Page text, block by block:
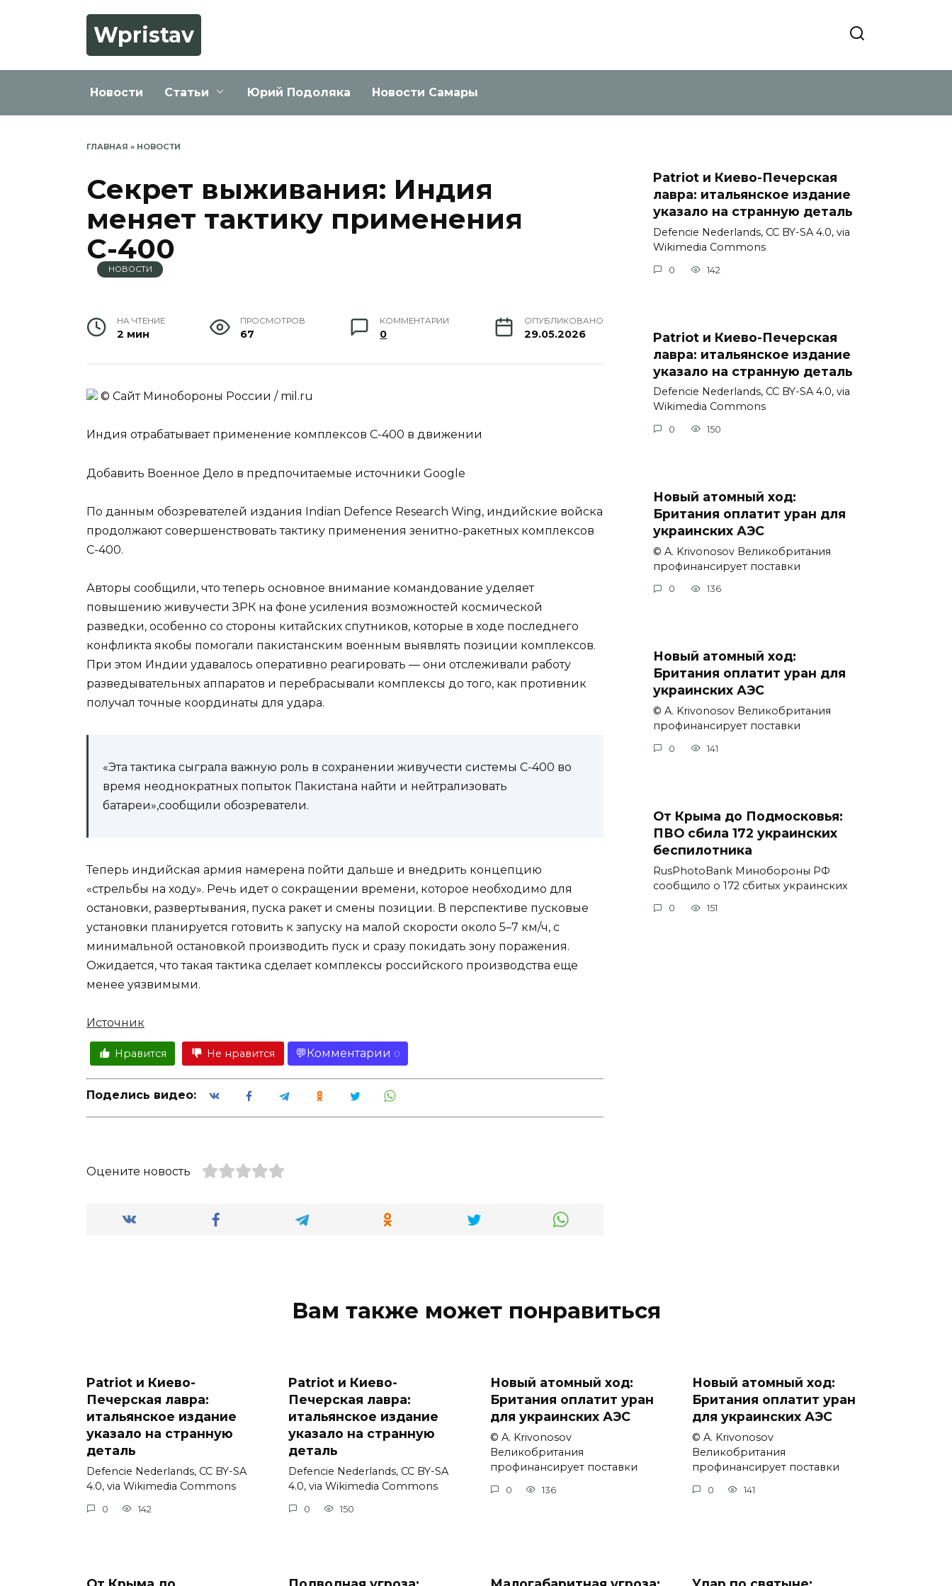
Wpristav
Новости Статьи Юрий Подоляка Новости Самары
ГЛАВНАЯ » НОВОСТИ
Секрет выживания: Индия
меняет тактику применения
С-400
НОВОСТИ
НА ЧТЕНИЕ
2 мин
ПРОСМОТРОВ
67
КОММЕНТАРИИ
0
ОПУБЛИКОВАНО
29.05.2026
© Сайт Минобороны России / mil.ru
Индия отрабатывает применение комплексов С-400 в движении
Добавить Военное Дело в предпочитаемые источники Google
По данным обозревателей издания Indian Defence Research Wing, индийские войска
продолжают совершенствовать тактику применения зенитно-ракетных комплексов
С-400.
Авторы сообщили, что теперь основное внимание командование уделяет
повышению живучести ЗРК на фоне усиления возможностей космической
разведки, особенно со стороны китайских спутников, которые в ходе последнего
конфликта якобы помогали пакистанским военным выявлять позиции комплексов.
При этом Индии удавалось оперативно реагировать — они отслеживали работу
разведывательных аппаратов и перебрасывали комплексы до того, как противник
получал точные координаты для удара.
«Эта тактика сыграла важную роль в сохранении живучести системы С-400 во
время неоднократных попыток Пакистана найти и нейтрализовать
батареи»,сообщили обозреватели.
Теперь индийская армия намерена пойти дальше и внедрить концепцию
«стрельбы на ходу». Речь идет о сокращении времени, которое необходимо для
остановки, развертывания, пуска ракет и смены позиции. В перспективе пусковые
установки планируется готовить к запуску на малой скорости около 5–7 км/ч, с
минимальной остановкой производить пуск и сразу покидать зону поражения.
Ожидается, что такая тактика сделает комплексы российского производства еще
менее уязвимыми.
Источник
Нравится Не нравится Комментарии 0
Поделись видео:
Оцените новость
Patriot и Киево-Печерская
лавра: итальянское издание
указало на странную деталь
Defencie Nederlands, CC BY-SA 4.0, via
Wikimedia Commons
0 142
Patriot и Киево-Печерская
лавра: итальянское издание
указало на странную деталь
Defencie Nederlands, CC BY-SA 4.0, via
Wikimedia Commons
0 150
Новый атомный ход:
Британия оплатит уран для
украинских АЭС
© A. Krivonosov Великобритания
профинансирует поставки
0 136
Новый атомный ход:
Британия оплатит уран для
украинских АЭС
© A. Krivonosov Великобритания
профинансирует поставки
0 141
От Крыма до Подмосковья:
ПВО сбила 172 украинских
беспилотника
RusPhotoBank Минобороны РФ
сообщило о 172 сбитых украинских
0 151
Вам также может понравиться
Patriot и Киево-
Печерская лавра:
итальянское издание
указало на странную
деталь
Defencie Nederlands, CC BY-SA
4.0, via Wikimedia Commons
0 142
Patriot и Киево-
Печерская лавра:
итальянское издание
указало на странную
деталь
Defencie Nederlands, CC BY-SA
4.0, via Wikimedia Commons
0 150
Новый атомный ход:
Британия оплатит уран
для украинских АЭС
© A. Krivonosov
Великобритания
профинансирует поставки
0 136
Новый атомный ход:
Британия оплатит уран
для украинских АЭС
© A. Krivonosov
Великобритания
профинансирует поставки
0 141